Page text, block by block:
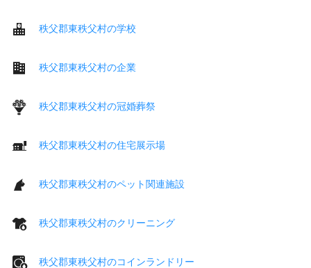
秩父郡東秩父村の学校
秩父郡東秩父村の企業
秩父郡東秩父村の冠婚葬祭
秩父郡東秩父村の住宅展示場
秩父郡東秩父村のペット関連施設
秩父郡東秩父村のクリーニング
秩父郡東秩父村のコインランドリー